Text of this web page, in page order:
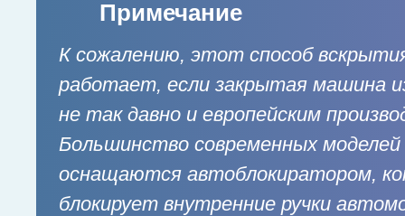
Примечание
К сожалению, этот способ
работает, если закрытая машина
не так давно и европейским
Большинство современных моделей
оснащаются автоблокиратором,
блокирует внутренние ручки